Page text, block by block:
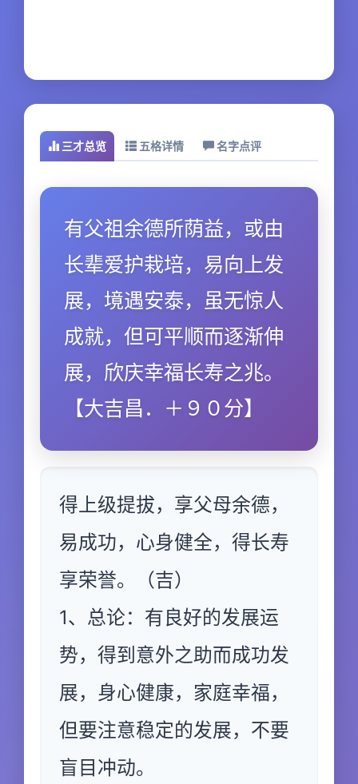
三才总览 五格详情 名字点评
有父祖余德所荫益，或由
长辈爱护栽培，易向上发
展，境遇安泰，虽无惊人
成就，但可平顺而逐渐伸
展，欣庆幸福长寿之兆。
【大吉昌．＋９０分】
得上级提拔，享父母余德，
易成功，心身健全，得长寿
享荣誉。（吉）
1、总论：有良好的发展运
势，得到意外之助而成功发
展，身心健康，家庭幸福，
但要注意稳定的发展，不要
盲目冲动。